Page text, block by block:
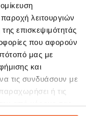
λειτουργιών
επισκεψιμότητάς
που αφορούν
μας με
και
τις συνδυάσουν με
ή τις